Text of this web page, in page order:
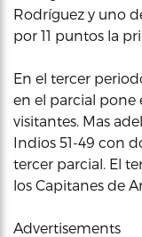
Rodríguez y uno
por 11 puntos la
En el tercer
en el parcial pone
visitantes. Mas
Indios 51-49 con
tercer parcial. El
los Capitanes de
Advertisements